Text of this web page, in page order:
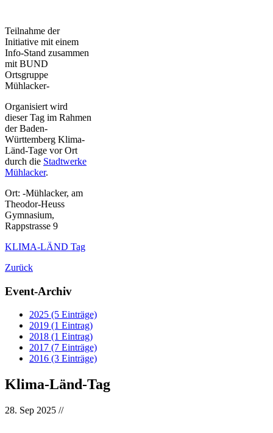
Teilnahme der
Initiative mit einem
Info-Stand zusammen
mit BUND
Ortsgruppe
Mühlacker-
Organisiert wird
dieser Tag im Rahmen
der Baden-
Württemberg Klima-
Länd-Tage vor Ort
durch die Stadtwerke
Mühlacker.
Ort: -Mühlacker, am
Theodor-Heuss
Gymnasium,
Rappstrasse 9
KLIMA-LÄND Tag
Zurück
Event-Archiv
2025 (5 Einträge)
2019 (1 Eintrag)
2018 (1 Eintrag)
2017 (7 Einträge)
2016 (3 Einträge)
Klima-Länd-Tag
28. Sep 2025 //